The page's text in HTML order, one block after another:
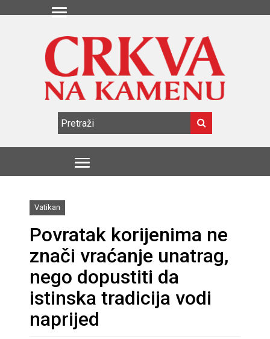
Vatikan
Povratak korijenima ne
znači vraćanje unatrag,
nego dopustiti da
istinska tradicija vodi
naprijed